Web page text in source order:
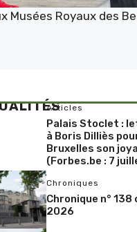
Musées Royaux des
Articles
Palais Stoclet :
à Boris Dilliès
Bruxelles son
(Forbes.be : 7
Chroniques
Chronique n°
2026